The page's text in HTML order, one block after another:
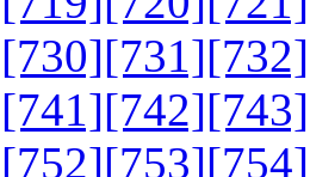
[730][731][732]
[741][742][743]
[752][753][754]